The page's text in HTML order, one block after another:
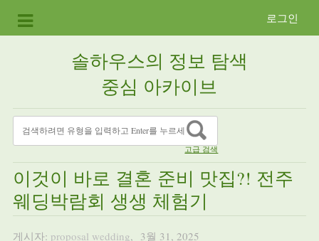
로그인
솔하우스의 정보 탐색
중심 아카이브
고급 검색
이것이 바로 결혼 준비 맛집?! 전주
웨딩박람회 생생 체험기
게시자: proposal wedding, 3월 31, 2025